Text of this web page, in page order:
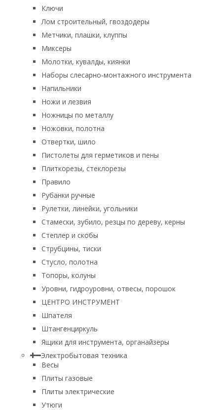
Ключи
Лом строительный, гвоздодеры
Метчики, плашки, клуппы
Миксеры
Молотки, кувалды, киянки
Наборы слесарно-монтажного инструмента
Напильники
Ножи и лезвия
Ножницы по металлу
Ножовки, полотна
Отвертки, шило
Пистолеты для герметиков и пены
Плиткорезы, стеклорезы
Правило
Рубанки ручные
Рулетки, линейки, угольники
Стамески, зубило, резцы по дереву, керны
Степлер и скобы
Струбцины, тиски
Стусло, полотна
Топоры, колуны
Уровни, гидроуровни, отвесы, порошок
ЦЕНТРО ИНСТРУМЕНТ
Шпателя
Штангенциркуль
Ящики для инструмента, органайзеры
Электробытовая техника
Весы
Плиты газовые
Плиты электрические
Утюги